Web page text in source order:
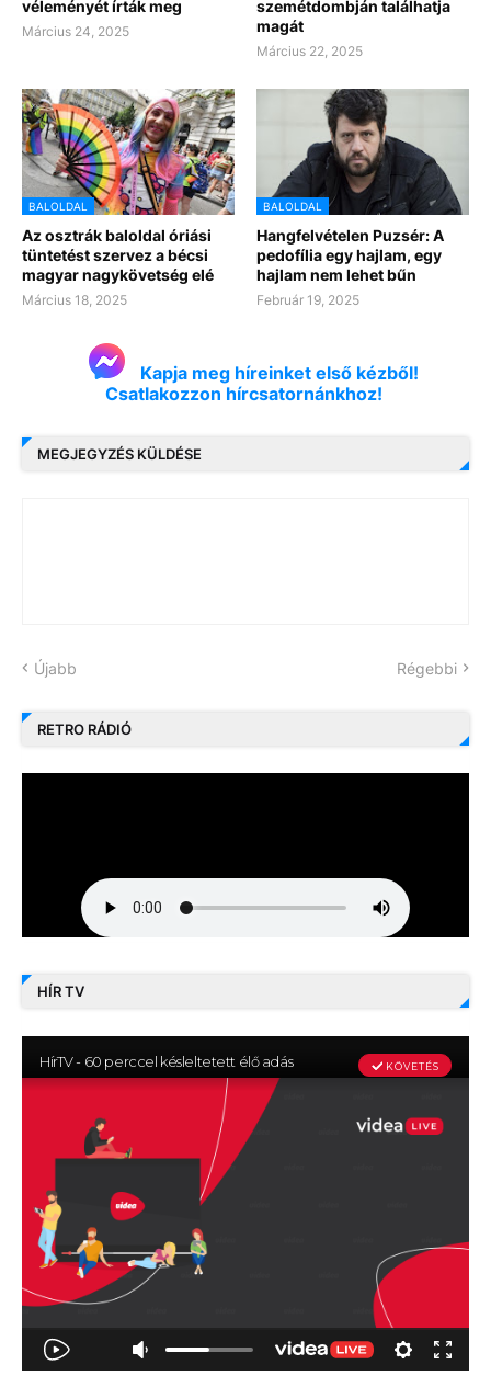
véleményét írták meg
Március 24, 2025
szemétdombján találhatja
magát
Március 22, 2025
BALOLDAL
Az osztrák baloldal óriási
tüntetést szervez a bécsi
magyar nagykövetség elé
Március 18, 2025
BALOLDAL
Hangfelvételen Puzsér: A
pedofília egy hajlam, egy
hajlam nem lehet bűn
Február 19, 2025
Kapja meg híreinket első kézből!
Csatlakozzon hírcsatornánkhoz!
MEGJEGYZÉS KÜLDÉSE
Újabb Régebbi
RETRO RÁDIÓ
HÍR TV